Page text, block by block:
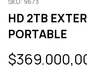
HD 2TB
PORTABLE